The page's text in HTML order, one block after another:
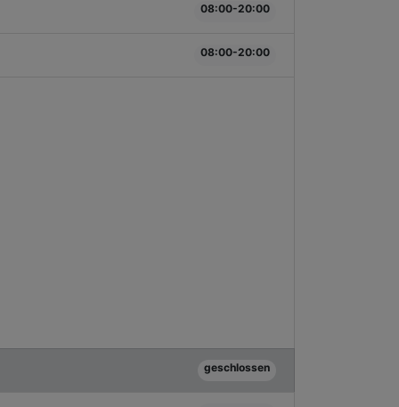
08:00-20:00
08:00-20:00
geschlossen